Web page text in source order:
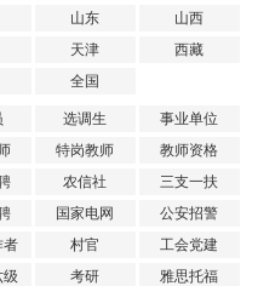
山东
山西
天津
西藏
全国
选调生
事业单位
特岗教师
教师资格
农信社
三支一扶
国家电网
公安招警
者 村官
工会党建
级 考研
雅思托福